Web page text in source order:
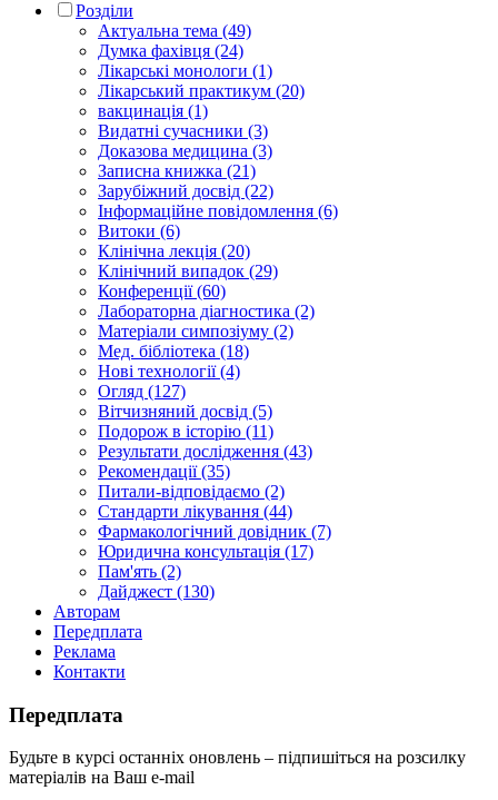
Розділи
Актуальна тема (49)
Думка фахівця (24)
Лікарські монологи (1)
Лікарський практикум (20)
вакцинація (1)
Видатні сучасники (3)
Доказова медицина (3)
Записна книжка (21)
Зарубіжний досвід (22)
Інформаційне повідомлення (6)
Витоки (6)
Клінічна лекція (20)
Клінічний випадок (29)
Конференції (60)
Лабораторна діагностика (2)
Матеріали симпозіуму (2)
Мед. бібліотека (18)
Нові технології (4)
Огляд (127)
Вітчизняний досвід (5)
Подорож в історію (11)
Результати дослідження (43)
Рекомендації (35)
Питали-відповідаємо (2)
Стандарти лікування (44)
Фармакологічний довідник (7)
Юридична консультація (17)
Пам'ять (2)
Дайджест (130)
Авторам
Передплата
Реклама
Контакти
Передплата
Будьте в курсі останніх оновлень – підпишіться на розсилку
матеріалів на Ваш e-mail